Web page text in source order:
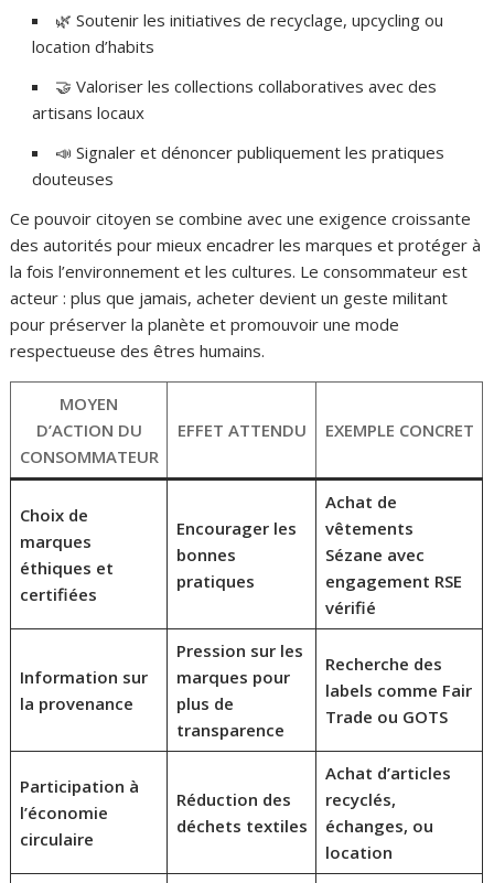
🌿 Soutenir les initiatives de recyclage, upcycling ou
location d’habits
🤝 Valoriser les collections collaboratives avec des
artisans locaux
📣 Signaler et dénoncer publiquement les pratiques
douteuses
Ce pouvoir citoyen se combine avec une exigence croissante
des autorités pour mieux encadrer les marques et protéger à
la fois l’environnement et les cultures. Le consommateur est
acteur : plus que jamais, acheter devient un geste militant
pour préserver la planète et promouvoir une mode
respectueuse des êtres humains.
MOYEN
D’ACTION DU
CONSOMMATEUR
EFFET ATTENDU EXEMPLE CONCRET
Choix de
marques
éthiques et
certifiées
Encourager les
bonnes
pratiques
Achat de
vêtements
Sézane avec
engagement RSE
vérifié
Information sur
la provenance
Pression sur les
marques pour
plus de
transparence
Recherche des
labels comme Fair
Trade ou GOTS
Participation à
l’économie
circulaire
Réduction des
déchets textiles
Achat d’articles
recyclés,
échanges, ou
location